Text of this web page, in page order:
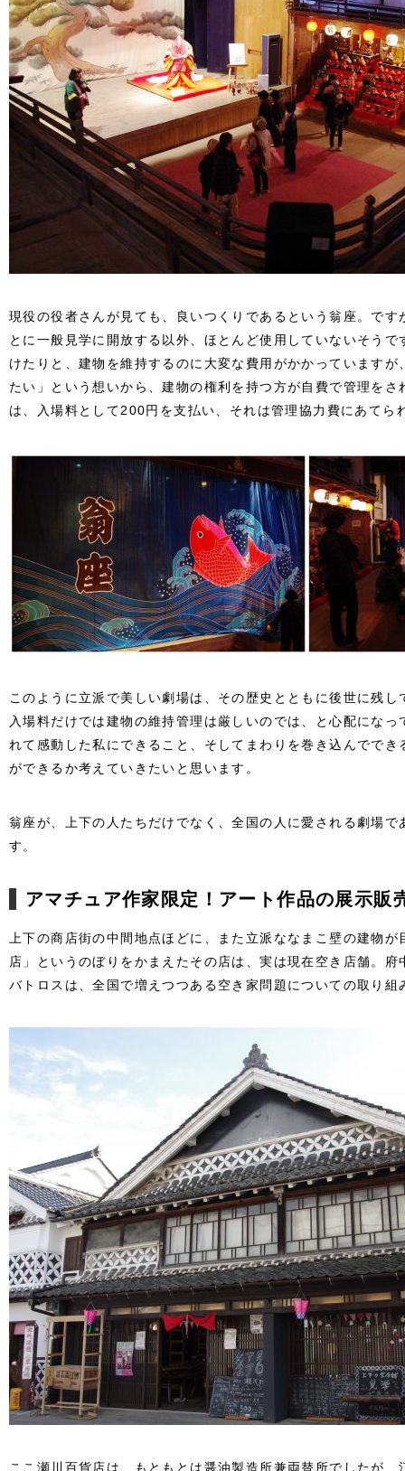
現役の役者さんが見ても、良いつくりであるという翁座。で
とに一般見学に開放する以外、ほとんど使用していないそう
けたりと、建物を維持するのに大変な費用がかかっています
たい」という想いから、建物の権利を持つ方が自費で管理を
は、入場料として200円を支払い、それは管理協力費にあてら
このように立派で美しい劇場は、その歴史とともに後世に残
入場料だけでは建物の維持管理は厳しいのでは、と心配にな
れて感動した私にできること、そしてまわりを巻き込んでで
ができるか考えていきたいと思います。
翁座が、上下の人たちだけでなく、全国の人に愛される劇場
す。
アマチュア作家限定！アート作品の展示販
上下の商店街の中間地点ほどに、また立派ななまこ壁の建物
店」というのぼりをかまえたその店は、実は現在空き店舗。
バトロスは、全国で増えつつある空き家問題についての取り組
ここ瀬川百貨店は、もともとは醤油製造所兼両替所でしたが